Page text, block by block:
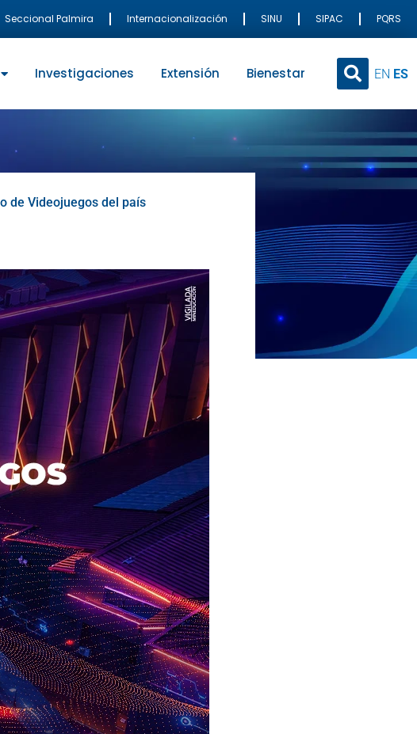
Seccional Palmira Internacionalización SINU SIPAC PQRS
Investigaciones Extensión Bienestar EN ES
de Videojuegos del país